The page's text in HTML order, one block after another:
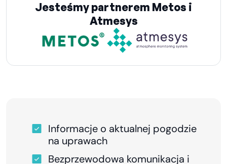
Jesteśmy partnerem Metos i
Atmesys
Informacje o aktualnej pogodzie
na uprawach
Bezprzewodowa komunikacja i